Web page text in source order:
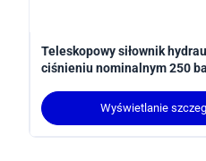
Teleskopowy siłownik
ciśnieniu nominalnym 250
Wyświetlanie